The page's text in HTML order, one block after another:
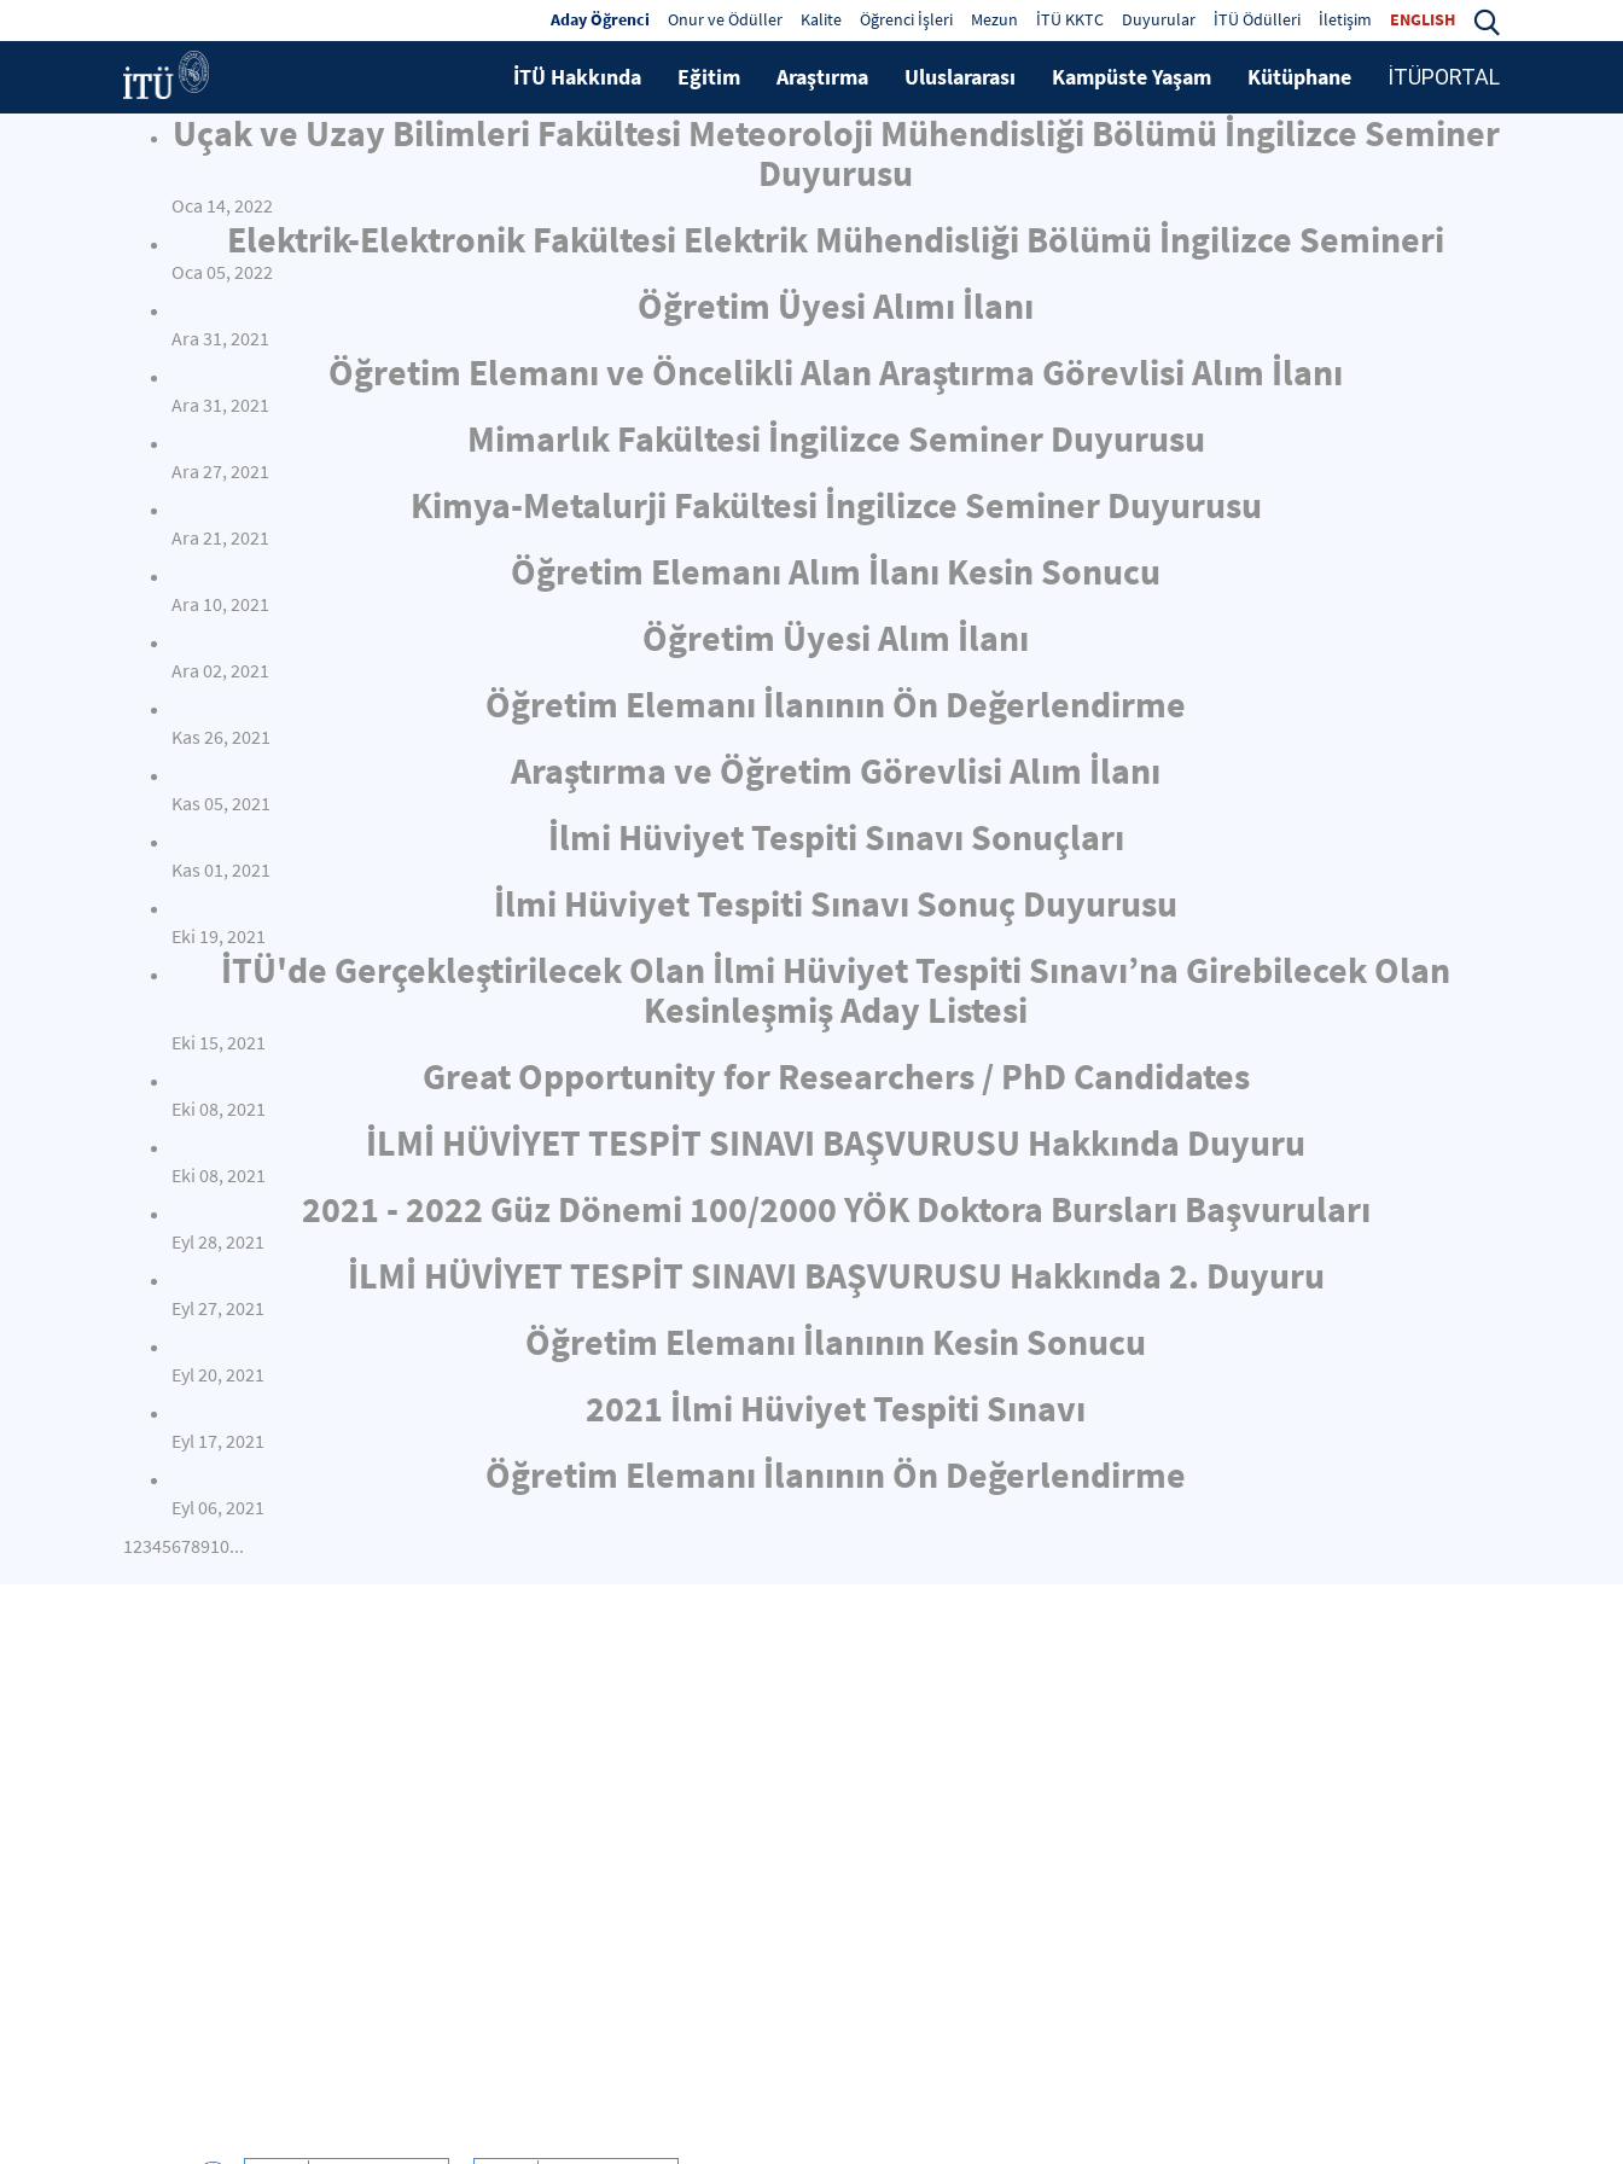
Aday Öğrenci Onur ve Ödüller Kalite Öğrenci İşleri Mezun İTÜ KKTC Duyurular İTÜ Ödülleri İletişim ENGLISH
İTÜ Hakkında Eğitim Araştırma Uluslararası Kampüste Yaşam Kütüphane İTÜPORTAL
Uçak ve Uzay Bilimleri Fakültesi Meteoroloji Mühendisliği Bölümü İngilizce Seminer
Duyurusu
Oca 14, 2022
Elektrik-Elektronik Fakültesi Elektrik Mühendisliği Bölümü İngilizce Semineri
Oca 05, 2022
Öğretim Üyesi Alımı İlanı
Ara 31, 2021
Öğretim Elemanı ve Öncelikli Alan Araştırma Görevlisi Alım İlanı
Ara 31, 2021
Mimarlık Fakültesi İngilizce Seminer Duyurusu
Ara 27, 2021
Kimya-Metalurji Fakültesi İngilizce Seminer Duyurusu
Ara 21, 2021
Öğretim Elemanı Alım İlanı Kesin Sonucu
Ara 10, 2021
Öğretim Üyesi Alım İlanı
Ara 02, 2021
Öğretim Elemanı İlanının Ön Değerlendirme
Kas 26, 2021
Araştırma ve Öğretim Görevlisi Alım İlanı
Kas 05, 2021
İlmi Hüviyet Tespiti Sınavı Sonuçları
Kas 01, 2021
İlmi Hüviyet Tespiti Sınavı Sonuç Duyurusu
Eki 19, 2021
İTÜ'de Gerçekleştirilecek Olan İlmi Hüviyet Tespiti Sınavı’na Girebilecek Olan
Kesinleşmiş Aday Listesi
Eki 15, 2021
Great Opportunity for Researchers / PhD Candidates
Eki 08, 2021
İLMİ HÜVİYET TESPİT SINAVI BAŞVURUSU Hakkında Duyuru
Eki 08, 2021
2021 - 2022 Güz Dönemi 100/2000 YÖK Doktora Bursları Başvuruları
Eyl 28, 2021
İLMİ HÜVİYET TESPİT SINAVI BAŞVURUSU Hakkında 2. Duyuru
Eyl 27, 2021
Öğretim Elemanı İlanının Kesin Sonucu
Eyl 20, 2021
2021 İlmi Hüviyet Tespiti Sınavı
Eyl 17, 2021
Öğretim Elemanı İlanının Ön Değerlendirme
Eyl 06, 2021
12345678910...